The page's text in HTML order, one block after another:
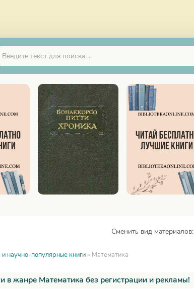
Сменить вид материалов:
научно-популярные книги » Математика
в жанре Математика без регистрации и рекламы!